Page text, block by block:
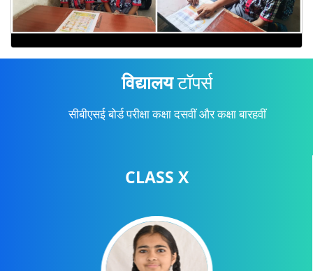
विद्यालयटॉपर्स
सीबीएसई बोर्ड परीक्षा कक्षा दसवीं और कक्षा बारहवीं
CLASS X